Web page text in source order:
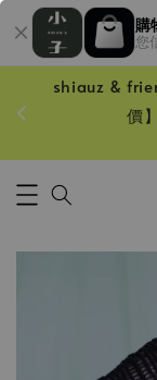
購
您
shiauz &
價